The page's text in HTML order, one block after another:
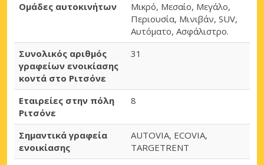
Ομάδες αυτοκινήτων
Μικρό, Μεσαίο, Μεγάλο,
Περιουσία, Μινιβάν, SUV,
Αυτόματο, Ασφάλιστρο.
Συνολικός αριθμός
γραφείων ενοικίασης
κοντά στο Ριτσόνε
31
Εταιρείες στην πόλη
Ριτσόνε
8
Σημαντικά γραφεία
ενοικίασης
AUTOVIA, ECOVIA,
TARGETRENT